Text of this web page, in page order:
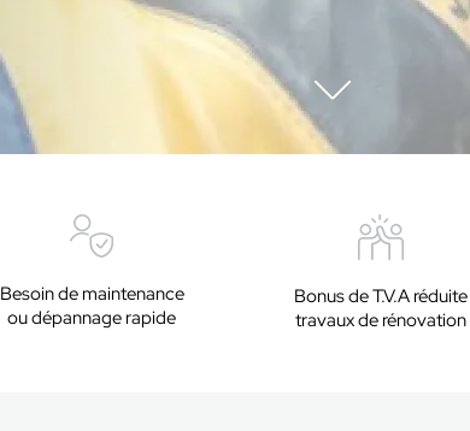
Besoin de maintenance
ou dépannage rapide
Bonus de T.V.A réduite
travaux de rénovation